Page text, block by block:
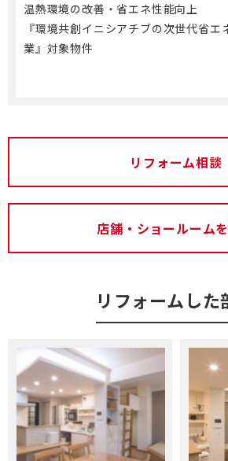
温熱環境の改善・省エネ性能向上
『環境共創イニシアチブの次世代省エ
業』対象物件
リフォーム相談
店舗・ショールーム
リフォームした